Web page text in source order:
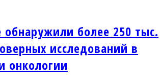
обнаружили более 250 тыс.
исследований в
онкологии